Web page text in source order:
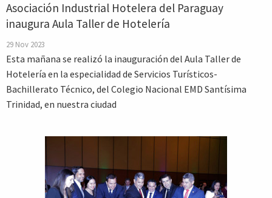
Asociación Industrial Hotelera del Paraguay
inaugura Aula Taller de Hotelería
29 Nov 2023
Esta mañana se realizó la inauguración del Aula Taller de
Hotelería en la especialidad de Servicios Turísticos-
Bachillerato Técnico, del Colegio Nacional EMD Santísima
Trinidad, en nuestra ciudad